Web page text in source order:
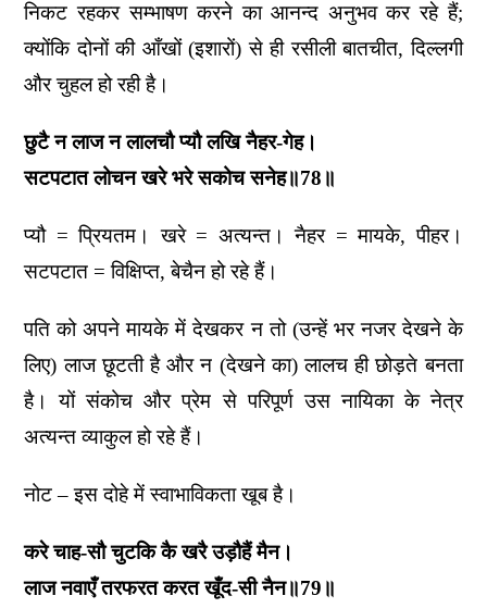
निकट रहकर सम्भाषण करने का आनन्द अनुभव कर रहे हैं;
क्योंकि दोनों की आँखों (इशारों) से ही रसीली बातचीत, दिल्लगी
और चुहल हो रही है।
छुटै न लाज न लालचौ प्यौ लखि नैहर-गेह।
सटपटात लोचन खरे भरे सकोच सनेह॥78॥
प्यौ = प्रियतम। खरे = अत्यन्त। नैहर = मायके, पीहर।
सटपटात = विक्षिप्त, बेचैन हो रहे हैं।
पति को अपने मायके में देखकर न तो (उन्हें भर नजर देखने के
लिए) लाज छूटती है और न (देखने का) लालच ही छोड़ते बनता
है। यों संकोच और प्रेम से परिपूर्ण उस नायिका के नेत्र
अत्यन्त व्याकुल हो रहे हैं।
नोट – इस दोहे में स्वाभाविकता खूब है।
करे चाह-सौ चुटकि कै खरै उड़ौहैं मैन।
लाज नवाएँ तरफरत करत खूँद-सी नैन॥79॥